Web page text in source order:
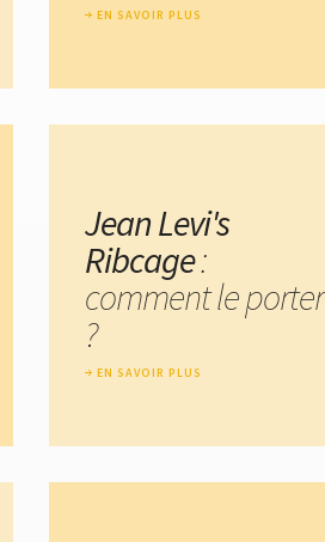
EN SAVOIR PLUS
Jean Levi's
Ribcage:
comment le porter
?
EN SAVOIR PLUS